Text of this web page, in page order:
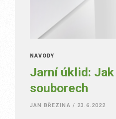
NÁVODY
Jarní úklid:
souborech
JAN BŘEZINA / 23.6.2022